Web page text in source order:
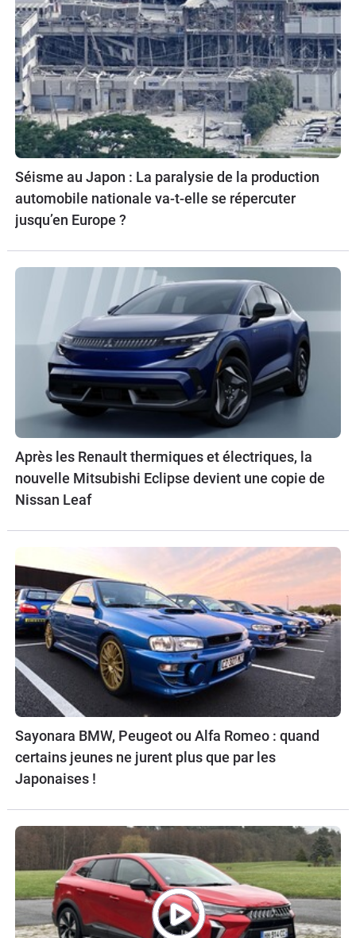
Séisme au Japon : La paralysie de la production
automobile nationale va-t-elle se répercuter
jusqu’en Europe ?
Après les Renault thermiques et électriques, la
nouvelle Mitsubishi Eclipse devient une copie de
Nissan Leaf
Sayonara BMW, Peugeot ou Alfa Romeo : quand
certains jeunes ne jurent plus que par les
Japonaises !